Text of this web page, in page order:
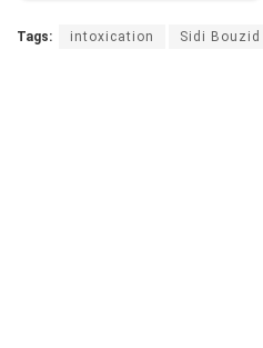
Tags: intoxication Sidi Bouzid